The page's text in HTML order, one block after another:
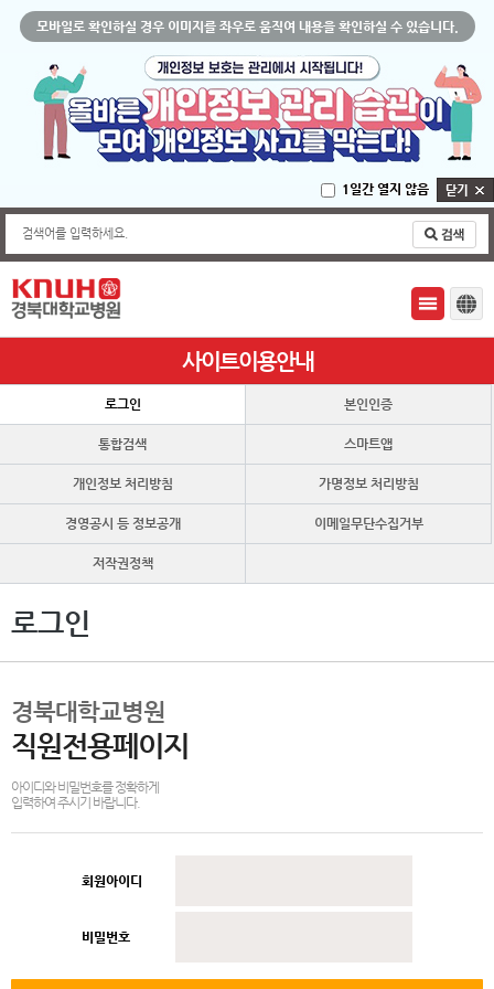
모바일로 확인하실 경우 이미지를 좌우로 움직여 내용을 확인하실 수 있습니다.
1일간 열지 않음
검색어를 입력하세요.
사이트이용안내
로그인 본인인증
통합검색 스마트앱
개인정보 처리방침 가명정보 처리방침
경영공시 등 정보공개 이메일무단수집거부
저작권정책
로그인
경북대학교병원
직원전용페이지
아이디와 비밀번호를 정확하게
입력하여 주시기 바랍니다.
회원아이디
비밀번호